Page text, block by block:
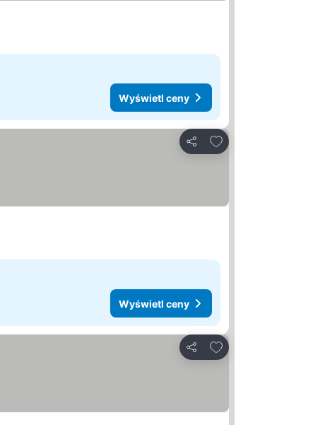
Wyświetl ceny
Udostępnij
Dodaj do ulubionych
Wyświetl ceny
Udostępnij
Dodaj do ulubionych